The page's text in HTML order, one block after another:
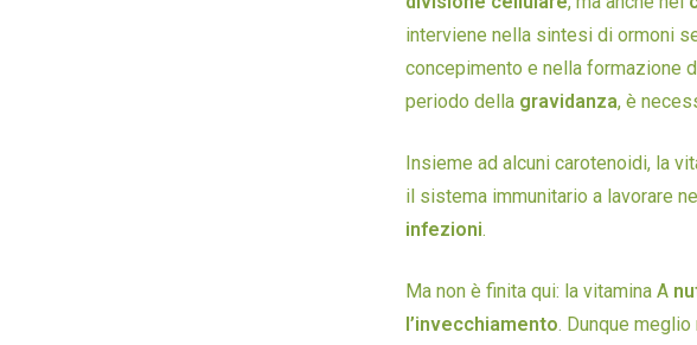
interviene nella sintesi di ormoni
concepimento e nella formazione
periodo della gravidanza, è
Insieme ad alcuni carotenoidi, la
il sistema immunitario a lavorare
infezioni.
Ma non è finita qui: la vitamina A
l’invecchiamento. Dunque